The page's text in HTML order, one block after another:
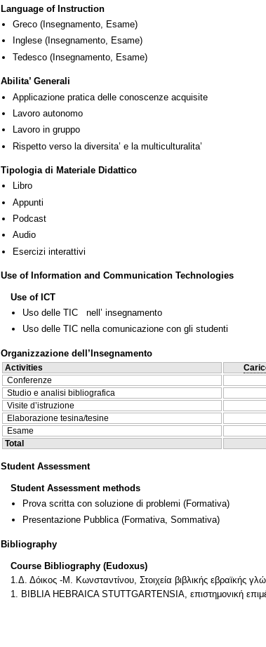
Language of Instruction
Greco (Insegnamento, Esame)
Inglese (Insegnamento, Esame)
Tedesco (Insegnamento, Esame)
Abilita’ Generali
Applicazione pratica delle conoscenze acquisite
Lavoro autonomo
Lavoro in gruppo
Rispetto verso la diversita’ e la multiculturalita’
Tipologia di Materiale Didattico
Libro
Appunti
Podcast
Audio
Esercizi interattivi
Use of Information and Communication Technologies
Use of ICT
Uso delle TIC nell’ insegnamento
Uso delle TIC nella comunicazione con gli studenti
Organizzazione dell’Insegnamento
Activities
Conferenze
Studio e analisi bibliografica
Visite d’istruzione
Elaborazione tesina/tesine
Esame
Total
Student Assessment
Student Assessment methods
Prova scritta con soluzione di problemi (Formativa)
Presentazione Pubblica(Formativa, Sommativa)
Bibliography
Course Bibliography (Eudoxus)
1.Δ. Δόικος -Μ. Κωνσταντίνου, Στοιχεία βιβλικής εβραϊκής
1. BIBLIA HEBRAICA STUTTGARTENSIA, επιστημονική